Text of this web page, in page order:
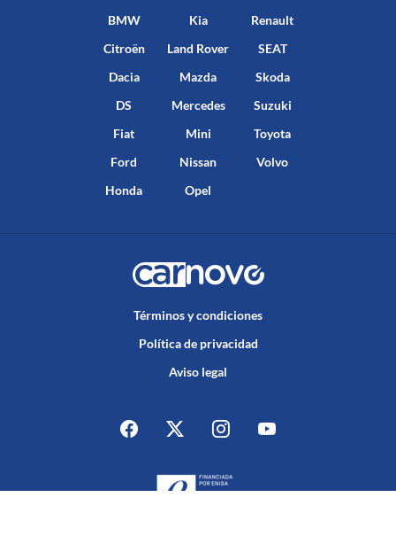
BMW
Citroën
Dacia
DS
Fiat
Ford
Honda
Kia
Land Rover
Mazda
Mercedes
Mini
Nissan
Opel
Renault
SEAT
Skoda
Suzuki
Toyota
Volvo
Términos y condiciones
Política de privacidad
Aviso legal